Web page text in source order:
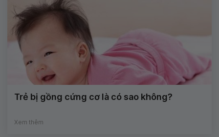
Trẻ bị gồng cứng cơ là có sao không?
Xem thêm